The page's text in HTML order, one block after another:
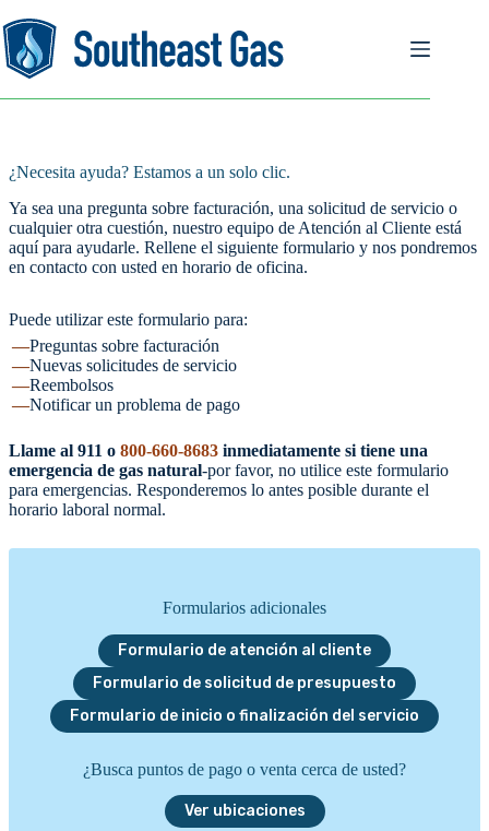
al
contenido
¿Necesita ayuda? Estamos a un solo clic.
Ya sea una pregunta sobre facturación, una solicitud de servicio o
cualquier otra cuestión, nuestro equipo de Atención al Cliente está
aquí para ayudarle. Rellene el siguiente formulario y nos pondremos
en contacto con usted en horario de oficina.
Puede utilizar este formulario para:
Preguntas sobre facturación
Nuevas solicitudes de servicio
Reembolsos
Notificar un problema de pago
Llame al 911 o 800-660-8683 inmediatamente si tiene una
emergencia de gas natural-por favor, no utilice este formulario
para emergencias. Responderemos lo antes posible durante el
horario laboral normal.
Formularios adicionales
Formulario de atención al cliente
Formulario de solicitud de presupuesto
Formulario de inicio o finalización del servicio
¿Busca puntos de pago o venta cerca de usted?
Ver ubicaciones